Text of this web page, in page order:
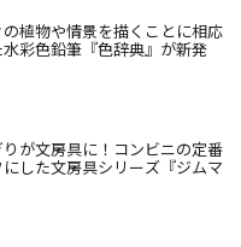
植物や情景を描くことに相応
彩色鉛筆『色辞典』が新発
が文房具に！コンビニの定番
した文房具シリーズ『ジムマ